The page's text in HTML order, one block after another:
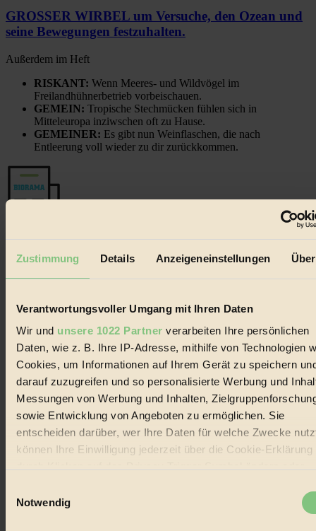
Zustimmung Details Anzeigeneinstellungen
Verantwortungsvoller Umgang mit Ihren Daten
Wir und unsere 1022 Partner verarbeiten Ihre persönlichen
Daten, wie z. B. Ihre IP-Adresse, mithilfe von Technologien
Cookies, um Informationen auf Ihrem Gerät zu speichern
darauf zuzugreifen und so personalisierte Werbung und
Messungen von Werbung und Inhalten,
sowie Entwicklung von Angeboten zu ermöglichen. Sie
entscheiden darüber, wer Ihre Daten für welche Zwecke
können Ihre Einwilligung jederzeit über die Cookie-Erklärung
Notwendig
GROSSER WIRBEL um Versuche, den Ozean und
seine Bewegungen festzuhalten.
Außerdem im Heft
RISKANT: Wenn Meeres- und Wildvögel im
Freilandhühnerbetrieb vorbeischauen.
GEMEIN: Tropische Stechmücken fühlen sich in
Mitteleuropa inziwschen oft zu Hause.
GEMEINER: Es gibt nun Weinflaschen, die nach
Entleerung voll wieder zu dir zurückkommen.
Erhalte in regelmäßigen Abständen die aktuellsten Artikel,
Gewinnspiele & Ausgaben übersichtlich aufbereitet vom
BIORAMA-Magazin per E-Mail.
© 2026 Biorama GmbH
Impressum & Disclaimer
Mediadaten
Lebenswandel. Es ist eine moderne Plattform für Ideen, Menschen